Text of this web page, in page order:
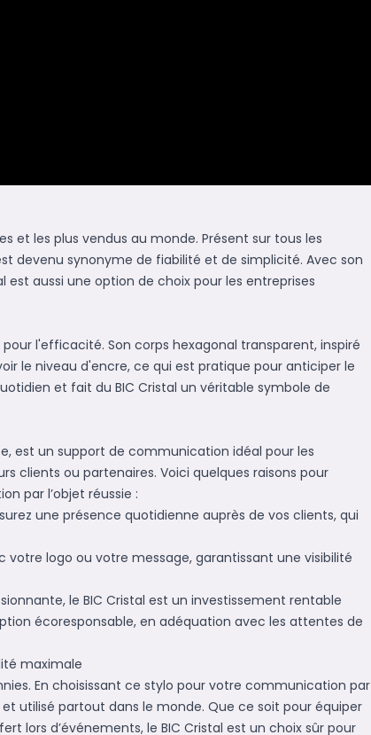
et les plus vendus au monde. Présent sur tous les
devenu synonyme de fiabilité et de simplicité. Avec son
est aussi une option de choix pour les entreprises
l'efficacité. Son corps hexagonal transparent, inspiré
le niveau d'encre, ce qui est pratique pour anticiper le
et fait du BIC Cristal un véritable symbole de
est un support de communication idéal pour les
clients ou partenaires. Voici quelques raisons pour
par l’objet réussie :
une présence quotidienne auprès de vos clients, qui
votre logo ou votre message, garantissant une visibilité
le BIC Cristal est un investissement rentable
écoresponsable, en adéquation avec les attentes de
maximale
En choisissant ce stylo pour votre communication par
utilisé partout dans le monde. Que ce soit pour équiper
lors d’événements, le BIC Cristal est un choix sûr pour